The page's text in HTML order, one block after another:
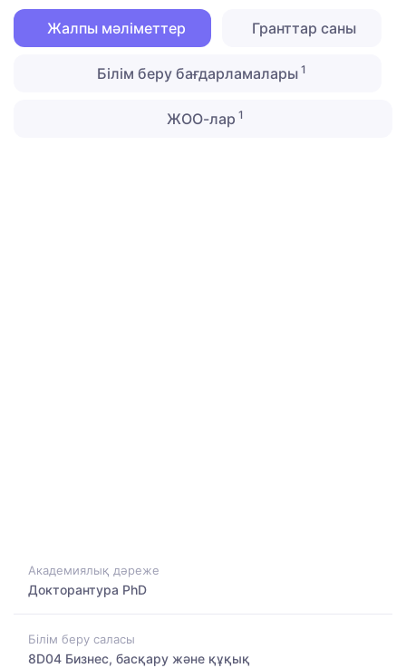
Жалпы мәліметтер Гранттар саны
Білім беру бағдарламалары1
ЖОО-лар 1
Академиялық дәреже
Докторантура PhD
Білім беру саласы
8D04 Бизнес, басқару және құқық